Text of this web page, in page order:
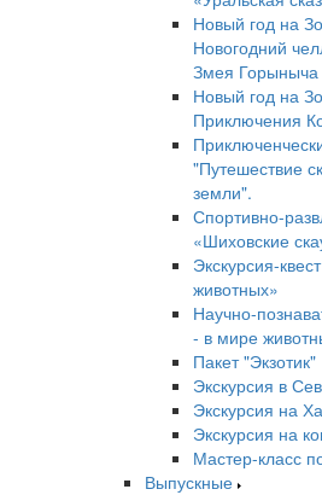
Новый год на
Новогодний
Змея
Новый год на
Приключения
"Путешествие
земли".
Спортивно-
«Шиховские
Экскурсия-
животных»
Научно-
- в мире
Пакет "Экзотик"
Экскурсия в
Экскурсия на
Экскурсия на
Мастер-класс
Выпускные